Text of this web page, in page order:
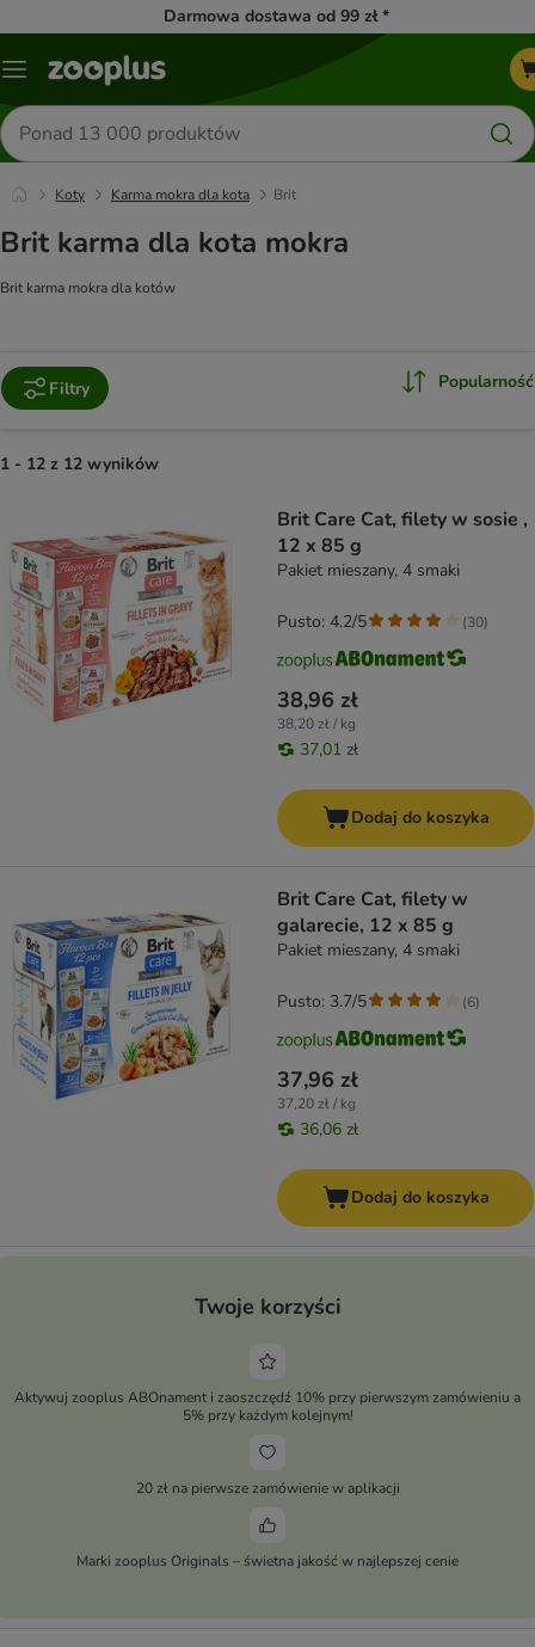
Darmowa dostawa od 99 zł *
Menu
Szukaj
produktów
Koty Karma mokra dla kota Brit
Brit karma dla kota mokra
Brit karma mokra dla kotów
Filtry Popularność
1 - 12 z 12 wyników
Brit Care Cat, filety w sosie ,
12 x 85 g
Pakiet mieszany, 4 smaki
38,96 zł
38,20 zł / kg
37,01 zł
Pusto: 4.2/5 (30)
Dodaj do koszyka
Brit Care Cat, filety w
galarecie, 12 x 85 g
Pakiet mieszany, 4 smaki
37,96 zł
37,20 zł / kg
36,06 zł
Pusto: 3.7/5 (6)
Dodaj do koszyka
Twoje korzyści
Aktywuj zooplus ABOnament i zaoszczędź 10% przy pierwszym zamówieniu a
5% przy każdym kolejnym!
20 zł na pierwsze zamówienie w aplikacji
Marki zooplus Originals – świetna jakość w najlepszej cenie